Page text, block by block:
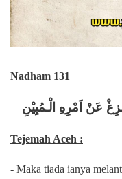
Nadham 131
عَنْ اَمْرِهِ الْـمُبِيْنِ
Tejemah Aceh :
- Maka tiada ianya